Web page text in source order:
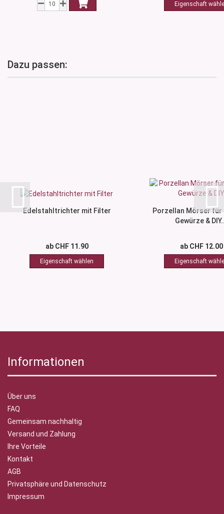
Dazu passen:
Edelstahltrichter mit Filter
ab CHF 11.90
Porzellan Mörser für
Gewürze &
ab CHF 12.00
Informationen
Über uns
FAQ
Gemeinsam nachhaltig
Versand und Zahlung
Ihre Vorteile
Kontakt
AGB
Privatsphäre und Datenschutz
Impressum